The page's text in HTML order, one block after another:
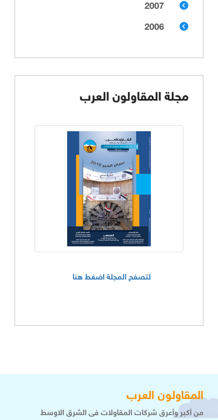
2007
2006
مجلة المقاولون العرب
لتصفح المجلة اضغط هنا
المقاولون العرب
من أكبر وأعرق شركات المقاولات فى الشرق الاوسط